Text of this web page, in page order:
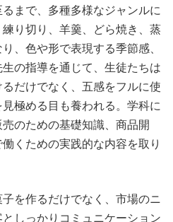
まで、多種多様なジャンルに
り切り、羊羹、どら焼き、蒸
、色や形で表現する季節感、
の指導を通じて、生徒たちは
だけでなく、五感をフルに使
極める目も養われる。学科に
のための基礎知識、商品開
くための実践的な内容を取り
を作るだけでなく、市場のニ
しっかりコミュニケーション